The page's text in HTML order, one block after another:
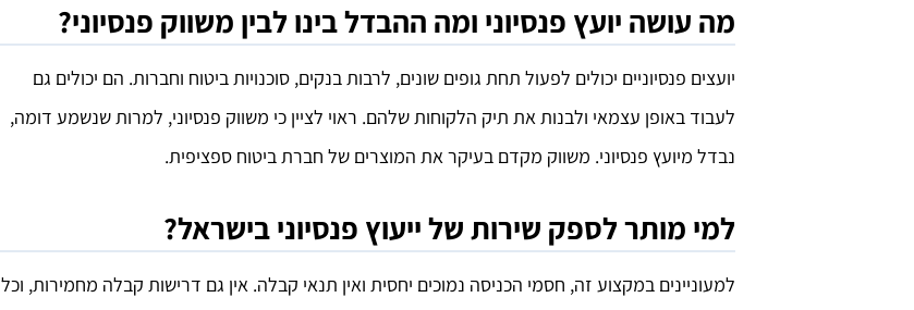
מה עושה יועץ פנסיוני ומה ההבדל בינו לבין משווק פנסיוני?
יועצים פנסיוניים יכולים לפעול תחת גופים שונים, לרבות בנקים, סוכנויות ביטוח וחברות. הם יכולים גם
לעבוד באופן עצמאי ולבנות את תיק הלקוחות שלהם. ראוי לציין כי משווק פנסיוני, למרות שנשמע דומה,
נבדל מיועץ פנסיוני. משווק מקדם בעיקר את המוצרים של חברת ביטוח ספציפית.
למי מותר לספק שירות של ייעוץ פנסיוני בישראל?
למעוניינים במקצוע זה, חסמי הכניסה נמוכים יחסית ואין תנאי קבלה. אין גם דרישות קבלה מחמירות, וכל